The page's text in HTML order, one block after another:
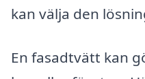
kan välja den
En fasadtvätt kan